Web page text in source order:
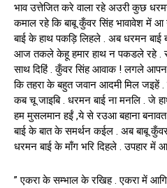
भाव उत्तेजित करे वाला रहे अउरी कुछ
कमाल रहे कि बाबू कुँवर सिंह भावावेश
बाई के हाथ पकड़ि लिहले . अब धरमन बाई
आज तकले केहू हमार हाथ न पकडले रहे .
साथ दिहिं . कुँवर सिंह आवाक ! लगले आपन
कि तहरा के बहुत जवान आदमी मिल जइहें
कब चू जाइबि . धरमन बाई ना मनलि . जे
हम मुसलमान हईं ,ये से रउआ बहाना
बाई के बात के समर्थन कईल . अब बाबू
धरमन बाई के माँग भरि दिहले . उपहार
” एकरा के सम्भाल के रखिह . एकरा में आगि